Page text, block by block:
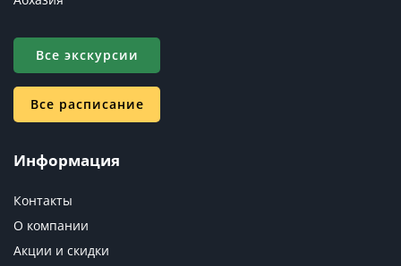
Все экскурсии
Все расписание
Информация
Контакты
О компании
Акции и скидки